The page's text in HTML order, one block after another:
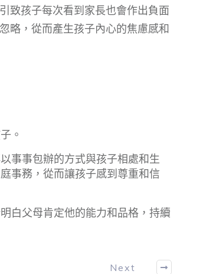
致孩子每次看到家長也會作出負面
略，從而產生孩子內心的焦慮感和
。
事事包辦的方式與孩子相處和生
事務，從而讓孩子感到尊重和信
白父母肯定他的能力和品格，持續
Next